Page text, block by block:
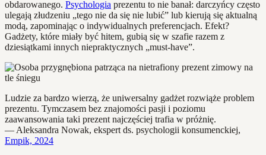
obdarowanego. Psychologia prezentu to nie banał: darczyńcy często
ulegają złudzeniu „tego nie da się nie lubić” lub kierują się aktualną
modą, zapominając o indywidualnych preferencjach. Efekt?
Gadżety, które miały być hitem, gubią się w szafie razem z
dziesiątkami innych niepraktycznych „must-have”.
Ludzie za bardzo wierzą, że uniwersalny gadżet rozwiąże problem
prezentu. Tymczasem bez znajomości pasji i poziomu
zaawansowania taki prezent najczęściej trafia w próżnię.
— Aleksandra Nowak, ekspert ds. psychologii konsumenckiej,
Empik, 2024